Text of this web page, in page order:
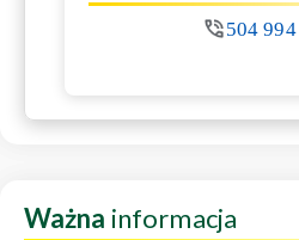
504
Ważna informacja